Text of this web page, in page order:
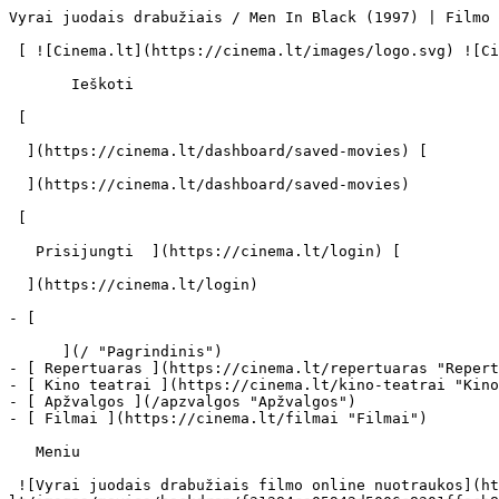
Vyrai juodais drabužiais / Men In Black (1997) | Filmo online info - cinema.lt                            Ieškoti     

 [ ![Cinema.lt](https://cinema.lt/images/logo.svg) ![Cinema.lt](https://cinema.lt/images/favicon.svg) ](https://cinema.lt "Cinema.lt")

       Ieškoti     

 [  

  ](https://cinema.lt/dashboard/saved-movies) [  

  ](https://cinema.lt/dashboard/saved-movies)

 [  

   Prisijungti  ](https://cinema.lt/login) [  

  ](https://cinema.lt/login) 

- [  

      ](/ "Pagrindinis")
- [ Repertuaras ](https://cinema.lt/repertuaras "Repertuaras")
- [ Kino teatrai ](https://cinema.lt/kino-teatrai "Kino teatrai")
- [ Apžvalgos ](/apzvalgos "Apžvalgos")
- [ Filmai ](https://cinema.lt/filmai "Filmai")

   Meniu   

 ![Vyrai juodais drabužiais filmo online nuotraukos](https://s3.eu-central-1.amazonaws.com/cinema-lt/images/movies/backdrop/f31384ca05942d5006c8301ffacb8724/c/I0oAlXk7sR1aKp86-lg.jpg)

 1. [ 

      cinema.lt  ](/)
2. [  Filmai  ](https://cinema.lt/filmai)
3. Vyrai juodais drabužiais

   ![](https://cinema.lt/images/bookmarks/bookmark.svg)   

 [    ![Vyrai juodais drabužiais filmo online nuotraukos](https://s3.eu-central-1.amazonaws.com/cinema-lt/images/movies/poster/866746acfe800ea8a4ce3b42d4739746/c/av2h4pjGRS1zgQLe-2xl.webp)  ](https://s3.eu-central-1.amazonaws.com/cinema-lt/images/movies/poster/866746acfe800ea8a4ce3b42d4739746/c/av2h4pjGRS1zgQLe-full.jpg) 

   ![](https://cinema.lt/images/bookmarks/bookmark.svg)   

 [    ![Vyrai juodais drabužiais filmo online nuotraukos](https://s3.eu-central-1.amazonaws.com/cinema-lt/images/movies/poster/866746acfe800ea8a4ce3b42d4739746/c/av2h4pjGRS1zgQLe-2xl.webp)  ](https://s3.eu-central-1.amazonaws.com/cinema-lt/images/movies/poster/866746acfe800ea8a4ce3b42d4739746/c/av2h4pjGRS1zgQLe-full.jpg) 

Vyrai juodais drabužiais Men In Black Men in Black 
===================================================

 [ Mokslinė fantastika ](https://cinema.lt/zanrai/moksline-fantastika "Mokslinė fantastika") [ Veiksmo ](https://cinema.lt/zanrai/veiksmo "Veiksmo") [ Nuotykių ](https://cinema.lt/zanrai/nuotykiu "Nuotykių") [ Komedija ](https://cinema.lt/zanrai/komedijos "Komedija") 

 1 val. 38 min. 

 ![imdb](https://cinema.lt/images/ratings/imdb.svg) 7.3 

 ![metacritic](https://cinema.lt/images/ratings/metacritic.svg) 71 

 ![rotten_tomatoes](https://cinema.lt/images/ratings/rotten_tomatoes.svg) 91% 

 [  Filmo informacija   

  ](#storyline-with-details) 

 [ Mokslinė fantastika ](https://cinema.lt/zanrai/moksline-fantastika "Mokslinė fantastika") [ Veiksmo ](https://cinema.lt/zanrai/veiksmo "Veiksmo") [ Nuotykių ](https://cinema.lt/zanrai/nuotykiu "Nuotykių") [ Komedija ](https://cinema.lt/zanrai/komedijos "Komedija") 

 „Vyrai juodais drabužiais" - tai slaptos, neoficialios organizacijos agentai, kurie rūpinasi viskuo, kas susiję su kitų galaktikų gyventojais Žemėje. Jų pagrindinis uždavinys - prižiūrėti ateivius, kad nebūtų kokių nors pavojingų netikėtumų. Tų ateivių vien Manhatane yra daugiau nei 1500, o ir pats Dennisas Rodmanas yra "iš tos planetos".... Agentai „K" (Tommy Lee Jones) ir "J" (Will Smith) vieni geriausių organizacijoje, todėl jiems ir atitenka užduotis susekti ateivius, kurie nori suvienyti dvi galaktikas ir kelia grėsmę mūsų planetai. Ateiviai savo rezidenciją įkūrę Niujorke. Jei agentams nepasiseks, Žemė bus sunaikinta. Veiksmas prasideda nuo Agento Z atsiųsto įspėjimo, kad Niujorkui gresia bjauraus vabalo antpuolis. Vabalas apsigyvenęs fermerio kūne, taigi „K" ir „J" užduotis - rasti ir sunaikinti ateivį vabalą, kol šis nesunaikino Žemės. Plačiau 

 ![imdb](https://cinema.lt/images/ratings/imdb.svg) 7.3 

 ![metacritic](https://cinema.lt/images/ratings/metacritic.svg) 71 

 ![rotten_tomatoes](https://cinema.lt/images/ratings/rotten_tomatoes.svg) 91% 

 [ Premjera 1997 m. liepos 02 d. 

 Nerodomas kino teatruose 

 ](#repertoire) 

 Nuotraukos 6 

 Dalintis

 [ ![Facebook](https://cinema.lt/images/socials/facebook_icon_white.svg) ](https://www.facebook.com/sharer/sharer.php?u=https%3A%2F%2Fcinema.lt%2Ffilmai%2Fvyrai-juodais-drabuziais)[ ![Messenger](https://cinema.lt/images/socials/messenger_icon_white.svg) ](https://www.facebook.com/dialog/send?link=https%3A%2F%2Fcinema.lt%2Ffilmai%2Fvyrai-juodais-drabuziais&redirect_uri=https%3A%2F%2Fcinema.lt%2Ffilmai%2Fvyrai-juodais-drabuziais)[ ![LinkedIn](https://cinema.lt/images/socials/linkedin_icon_white.svg) ](https://www.linkedin.com/sharing/share-offsite/?url=https%3A%2F%2Fcinema.lt%2Ffilmai%2Fvyrai-juodais-drabuziais)  

  Kino mėgėjų įvertinimas  

  N/A  

   Įvertinti   

 „Vyrai juodais drabužiais" - tai slaptos, neoficialios organizacijos